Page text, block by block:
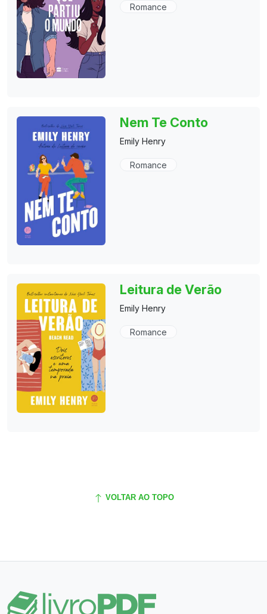
Romance
Nem Te Conto
Emily Henry
Romance
Leitura de Verão
Emily Henry
Romance
VOLTAR AO TOPO